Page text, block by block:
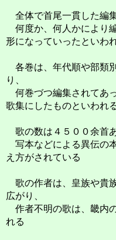
全体で首尾一貫した編
何度か、何人かにより
形になっていったといわ
各巻は、年代順や部類
り、
何巻づつ編集されてあ
歌集にしたものといわれ
歌の数は４５００余首
写本などによる異伝の
え方がされている
歌の作者は、皇族や貴
広がり、
作者不明の歌は、畿内
れる